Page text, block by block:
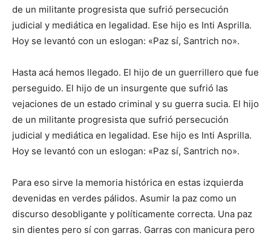
de un militante progresista que sufrió persecución
judicial y mediática en legalidad. Ese hijo es Inti Asprilla.
Hoy se levantó con un eslogan: «Paz sí, Santrich no».
Hasta acá hemos llegado. El hijo de un guerrillero que fue
perseguido. El hijo de un insurgente que sufrió las
vejaciones de un estado criminal y su guerra sucia. El hijo
de un militante progresista que sufrió persecución
judicial y mediática en legalidad. Ese hijo es Inti Asprilla.
Hoy se levantó con un eslogan: «Paz sí, Santrich no».
Para eso sirve la memoria histórica en estas izquierda
devenidas en verdes pálidos. Asumir la paz como un
discurso desobligante y políticamente correcta. Una paz
sin dientes pero sí con garras. Garras con manicura pero